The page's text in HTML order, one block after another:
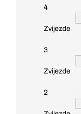
4
Zvijezde
3
Zvijezde
2